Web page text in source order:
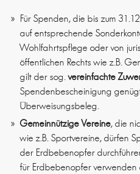
Für Spenden, die bis zum
auf entsprechende
Wohlfahrtspflege oder von
öffentlichen Rechts wie z.B.
gilt der sog.vereinfachte
Spendenbescheinigung
Überweisungsbeleg.
Gemeinnützige Vereine, die
wie z.B. Sportvereine, dürfen
der Erdbebenopfer
für Erdbebenopfer